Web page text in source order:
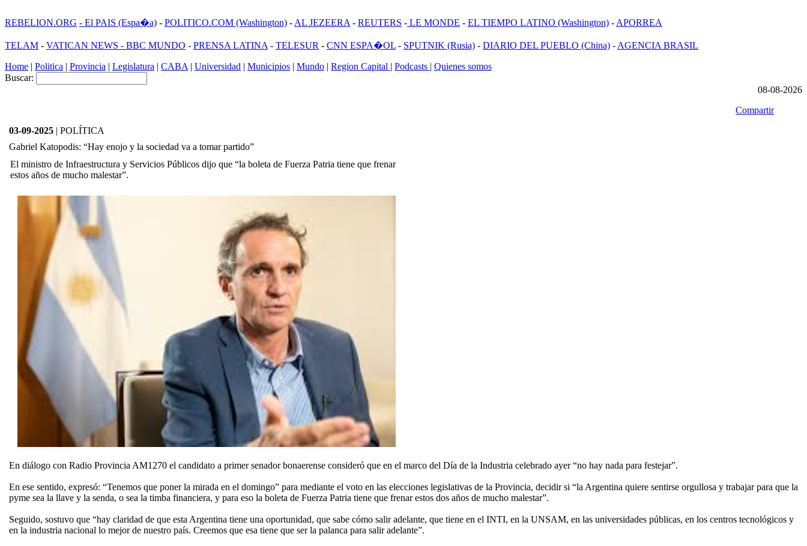
REBELION.ORG - El PAIS (Espa�a) - POLITICO.COM (Washington) - AL JEZEERA - REUTERS - LE MONDE - EL TIEMPO LATINO (Washington) - APORREA
TELAM - VATICAN NEWS - BBC MUNDO - PRENSA LATINA - TELESUR - CNN ESPA�OL - SPUTNIK (Rusia) - DIARIO DEL PUEBLO (China) - AGENCIA BRASIL
Home | Politica | Provincia | Legislatura | CABA | Universidad | Municipios | Mundo | Region Capital | Podcasts | Quienes somos
Buscar:
08-08-2026
Compartir
03-09-2025 | POLÍTICA
Gabriel Katopodis: “Hay enojo y la sociedad va a tomar partido”
El ministro de Infraestructura y Servicios Públicos dijo que “la boleta de Fuerza Patria tiene que frenar
estos años de mucho malestar”.
En diálogo con Radio Provincia AM1270 el candidato a primer senador bonaerense consideró que en el marco del Día de la Industria celebrado ayer “no hay nada para festejar”.
En ese sentido, expresó: “Tenemos que poner la mirada en el domingo” para mediante el voto en las elecciones legislativas de la Provincia, decidir si “la Argentina quiere sentirse orgullosa y trabajar para que la
pyme sea la llave y la senda, o sea la timba financiera, y para eso la boleta de Fuerza Patria tiene que frenar estos dos años de mucho malestar”.
Seguido, sostuvo que “hay claridad de que esta Argentina tiene una oportunidad, que sabe cómo salir adelante, que tiene en el INTI, en la UNSAM, en las universidades públicas, en los centros tecnológicos y
en la industria nacional lo mejor de nuestro país. Creemos que esa tiene que ser la palanca para salir adelante”.